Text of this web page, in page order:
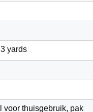
yards
voor thuisgebruik, pak